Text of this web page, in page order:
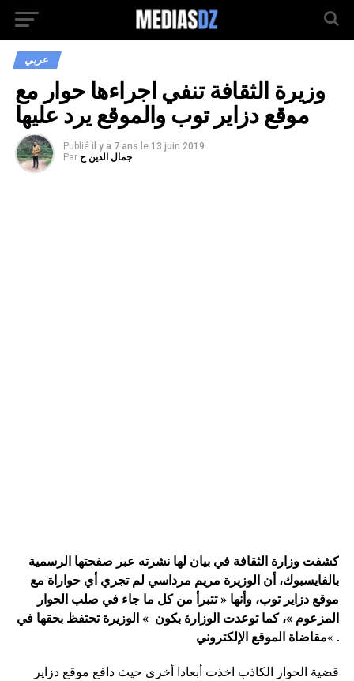
عربي
وزيرة الثقافة تنفي اجراءها حوار مع
موقع دزاير توب والموقع يرد عليها
Publié il y a 7 ans le 13 juin 2019
Par جمال الدين ح
كشفت وزارة الثقافة في بيان لها نشرته عبر صفحتها الرسمية
بالفايسبوك، أن الوزيرة مريم مرداسي لم تجري أي حواراة مع
موقع دزاير توب، وأنها « تتبرأ من كل ما جاء في صلب الحوار
المزعوم »، كما توعدت الوزارة بكون » الوزيرة تحتفظ بحقها في
مقاضاة الموقع الإلكتروني« .
قضية الحوار الكاذب اخذت أبعادا أخرى حيث دافع موقع دزاير